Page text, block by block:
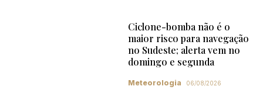
Ciclone-bomba não é o
maior risco para navegação
no Sudeste; alerta vem no
domingo e segunda
Meteorologia 06/08/2026